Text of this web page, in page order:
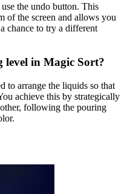
the undo button. This
of the screen and allows you
chance to try a different
in Magic Sort?
to arrange the liquids so that
achieve this by strategically
following the pouring